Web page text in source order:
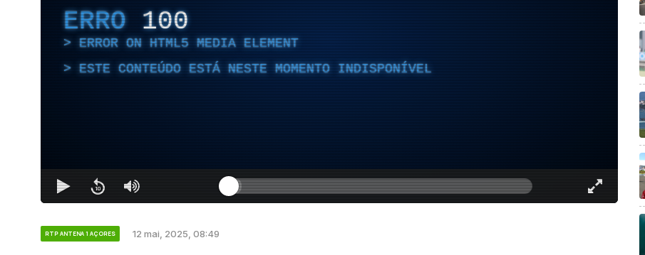
ERRO 100
ERROR ON HTML5 MEDIA ELEMENT
ESTE CONTEÚDO ESTÁ NESTE MOMENTO INDISPONÍVEL
RTP ANTENA 1 AÇORES 12 mai, 2025, 08:49